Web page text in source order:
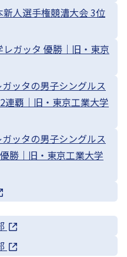
人選手権競漕大会 3位
ガッタ 優勝｜旧・東京
ッタの男子シングルス
連覇｜旧・東京工業大学
ッタの男子シングルス
勝｜旧・東京工業大学